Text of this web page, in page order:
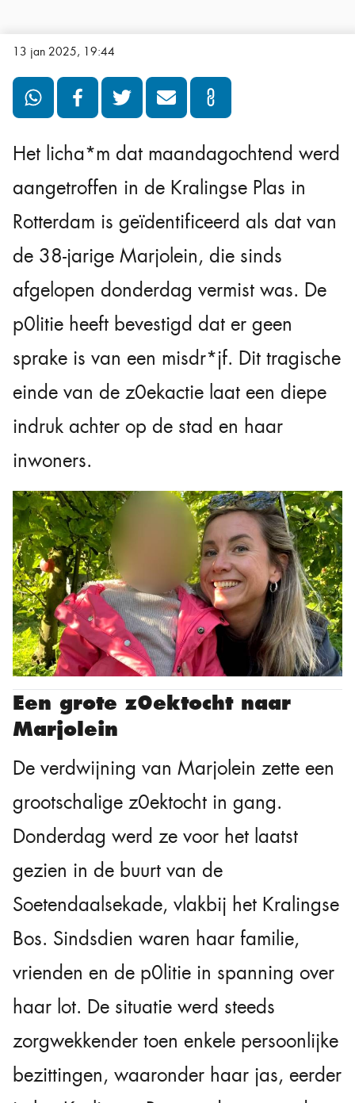
13 jan 2025, 19:44
Het licha*m dat maandagochtend werd
aangetroffen in de Kralingse Plas in
Rotterdam is geïdentificeerd als dat van
de 38-jarige Marjolein, die sinds
afgelopen donderdag vermist was. De
p0litie heeft bevestigd dat er geen
sprake is van een misdr*jf. Dit tragische
einde van de z0ekactie laat een diepe
indruk achter op de stad en haar
inwoners.
Een grote z0ektocht naar
Marjolein
De verdwijning van Marjolein zette een
grootschalige z0ektocht in gang.
Donderdag werd ze voor het laatst
gezien in de buurt van de
Soetendaalsekade, vlakbij het Kralingse
Bos. Sindsdien waren haar familie,
vrienden en de p0litie in spanning over
haar lot. De situatie werd steeds
zorgwekkender toen enkele persoonlijke
bezittingen, waaronder haar jas, eerder